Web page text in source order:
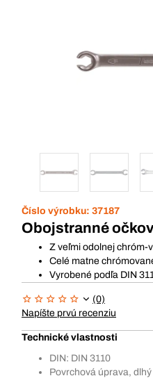
Číslo výrobku: 37187
Obojstranné
Z veľmi odolnej chróm-
Celé matne
Vyrobené podľa DIN
(0)
Napíšte prvú recenziu
Technické vlastnosti
DIN: DIN 3110
Povrchová úprava,